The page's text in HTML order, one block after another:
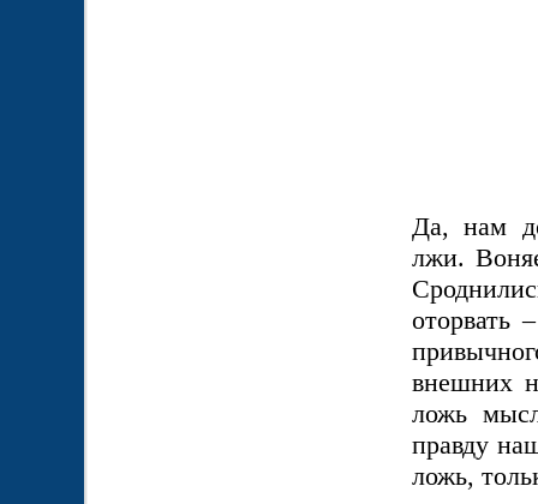
Да, нам
лжи.
оторвать
внешних
ложь
правду
ложь,